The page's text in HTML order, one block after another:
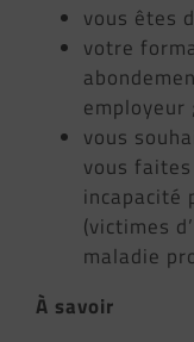
vous êtes
votre
employeur ;
vous
vous
incapacité
(victimes
maladie
À savoir